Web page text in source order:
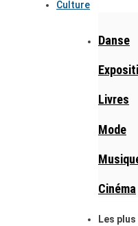
Culture
Danse
Livres
Mode
Cinéma
Les